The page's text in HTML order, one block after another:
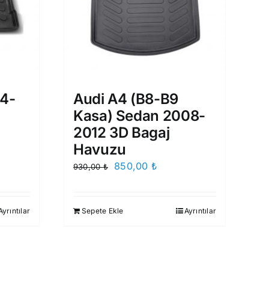
Audi A4 (B8-B9
Kasa) Sedan 2008-
2012 3D Bagaj
Havuzu
930,00₺
Orijinal
850,00 ₺
850,00 ₺.
Sepete Ekle Ayrıntılar